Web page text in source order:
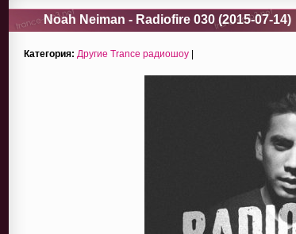
Noah Neiman - Radiofire 030 (2015-07-14)
Категория: Другие Trance радиошоу |